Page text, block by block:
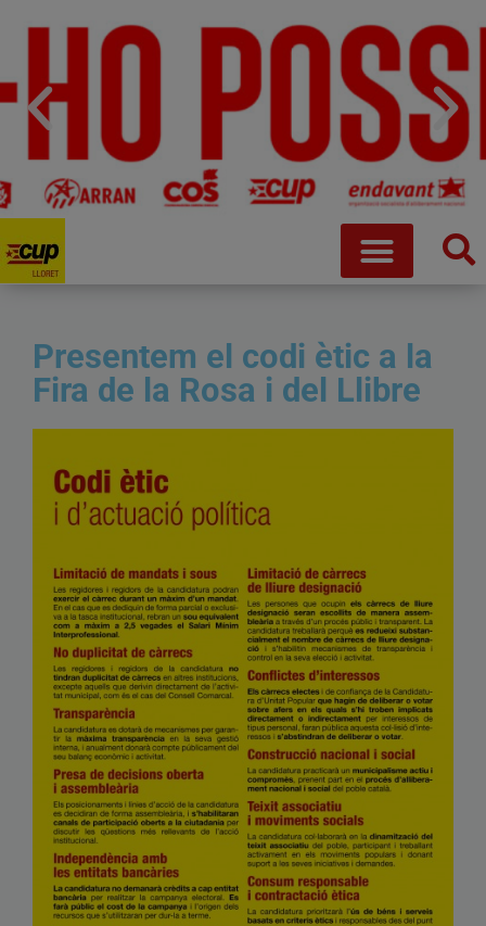
Presentem el codi ètic a la
Fira de la Rosa i del Llibre